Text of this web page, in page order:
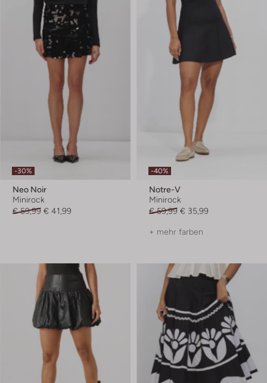
-30%
Neo Noir
Minirock
€ 59,99 € 41,99
-40%
Notre-V
Minirock
€ 59,99 € 35,99
+ mehr farben